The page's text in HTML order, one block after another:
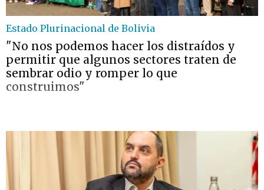
Estado Plurinacional de Bolivia
"No nos podemos hacer los distraídos y
permitir que algunos sectores traten de
sembrar odio y romper lo que
construimos"